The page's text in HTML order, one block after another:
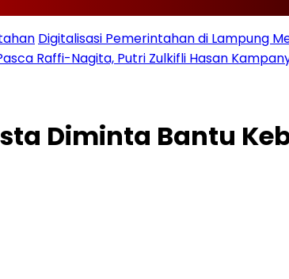
Digitalisasi Pemerintahan di Lampung
Raffi-Nagita, Putri Zulkifli Hasan
Diminta Bantu